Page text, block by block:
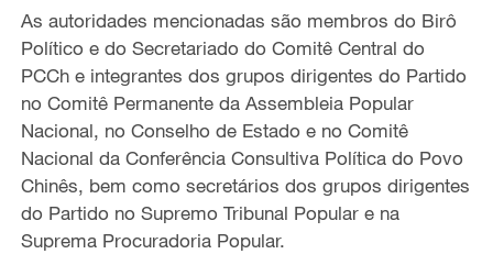
As autoridades mencionadas são membros do Birô
Político e do Secretariado do Comitê Central do
PCCh e integrantes dos grupos dirigentes do Partido
no Comitê Permanente da Assembleia Popular
Nacional, no Conselho de Estado e no Comitê
Nacional da Conferência Consultiva Política do Povo
Chinês, bem como secretários dos grupos dirigentes
do Partido no Supremo Tribunal Popular e na
Suprema Procuradoria Popular.